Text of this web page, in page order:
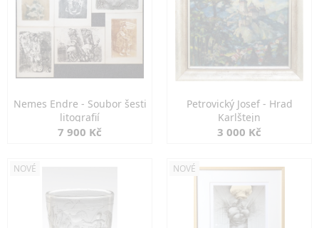
Nemes Endre - Soubor šesti
litografií
7 900 Kč
Petrovický Josef - Hrad
Karlštejn
3 000 Kč
NOVÉ NOVÉ